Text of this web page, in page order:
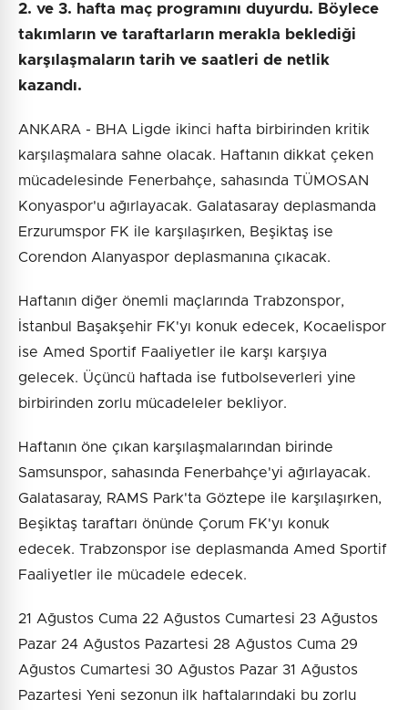
2. ve 3. hafta maç programını duyurdu. Böylece
takımların ve taraftarların merakla beklediği
karşılaşmaların tarih ve saatleri de netlik
kazandı.
ANKARA - BHA Ligde ikinci hafta birbirinden kritik
karşılaşmalara sahne olacak. Haftanın dikkat çeken
mücadelesinde Fenerbahçe, sahasında TÜMOSAN
Konyaspor'u ağırlayacak. Galatasaray deplasmanda
Erzurumspor FK ile karşılaşırken, Beşiktaş ise
Corendon Alanyaspor deplasmanına çıkacak.
Haftanın diğer önemli maçlarında Trabzonspor,
İstanbul Başakşehir FK'yı konuk edecek, Kocaelispor
ise Amed Sportif Faaliyetler ile karşı karşıya
gelecek. Üçüncü haftada ise futbolseverleri yine
birbirinden zorlu mücadeleler bekliyor.
Haftanın öne çıkan karşılaşmalarından birinde
Samsunspor, sahasında Fenerbahçe'yi ağırlayacak.
Galatasaray, RAMS Park'ta Göztepe ile karşılaşırken,
Beşiktaş taraftarı önünde Çorum FK'yı konuk
edecek. Trabzonspor ise deplasmanda Amed Sportif
Faaliyetler ile mücadele edecek.
21 Ağustos Cuma 22 Ağustos Cumartesi 23 Ağustos
Pazar 24 Ağustos Pazartesi 28 Ağustos Cuma 29
Ağustos Cumartesi 30 Ağustos Pazar 31 Ağustos
Pazartesi Yeni sezonun ilk haftalarındaki bu zorlu